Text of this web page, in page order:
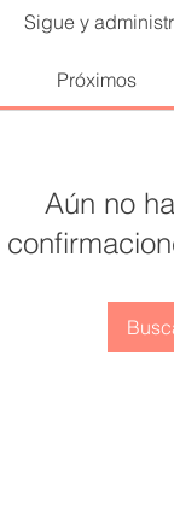
Sigue y
Próximos
Aún no